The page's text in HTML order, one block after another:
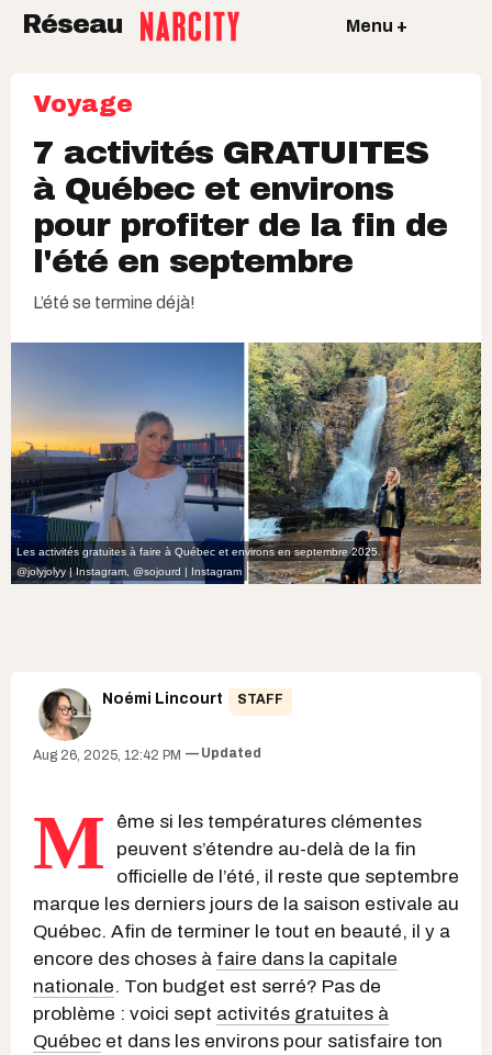
Réseau Menu +
Voyage
7 activités GRATUITES
à Québec et environs
pour profiter de la fin de
l'été en septembre
L’été se termine déjà!
Les activités gratuites à faire à Québec et environs en septembre 2025.
@jolyjolyy | Instagram @sojourd | Instagram
Noémi Lincourt STAFF
Aug 26, 2025, 12:42 PM Updated
M
ême si les températures clémentes
peuvent s’étendre au-delà de la fin
officielle de l’été, il reste que septembre
marque les derniers jours de la saison estivale au
Québec. Afin de terminer le tout en beauté, il y a
encore des choses à faire dans la capitale
nationale. Ton budget est serré? Pas de
problème : voici sept activités gratuites à
Québec et dans les environs pour satisfaire ton